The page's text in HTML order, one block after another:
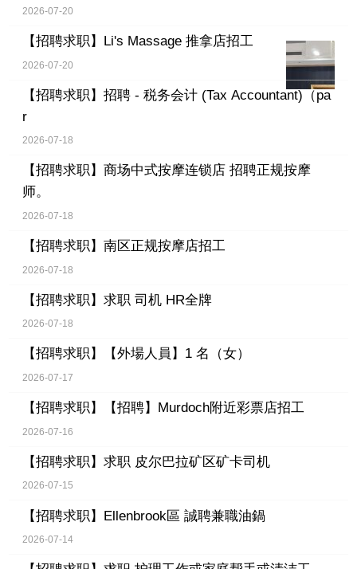
2026-07-20
【招聘求职】 Li's Massage 推拿店招工
2026-07-20
【招聘求职】 招聘 - 税务会计 (Tax Accountant)（pa
r
2026-07-18
【招聘求职】 商场中式按摩连锁店 招聘正规按摩
师。
2026-07-18
【招聘求职】 南区正规按摩店招工
2026-07-18
【招聘求职】 求职 司机 HR全牌
2026-07-18
【招聘求职】 【外場人員】1 名（女）
2026-07-17
【招聘求职】 【招聘】Murdoch附近彩票店招工
2026-07-16
【招聘求职】 求职 皮尔巴拉矿区矿卡司机
2026-07-15
【招聘求职】 Ellenbrook區 誠聘兼職油鍋
2026-07-14